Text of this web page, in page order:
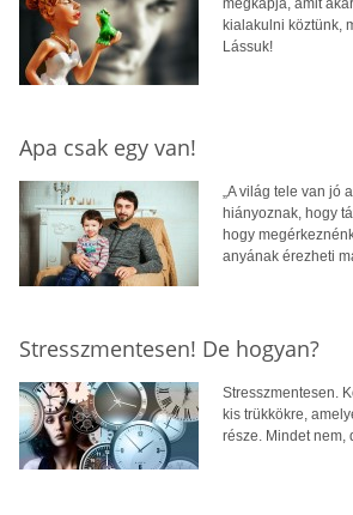
megkapja, amit
kialakulni köztünk,
Lássuk!
Apa csak egy van!
„A világ tele van jó
hiányoznak, hogy
hogy
anyának érezheti
Stresszmentesen! De hogyan?
Stresszmentesen.
kis trükkökre,
része. Mindet nem,